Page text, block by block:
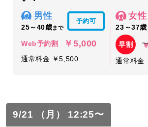
男性
25～40歳まで
予約可
Web予約割 ￥5,000
通常料金 ￥5,500
女性
23～37歳
早割
通常料金
9/21 （月） 12:25〜